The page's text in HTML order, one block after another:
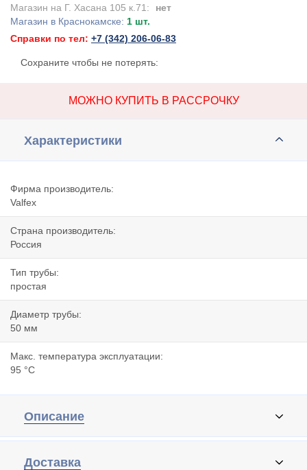
Магазин на Г. Хасана 105 к.71:
нет
Магазин в Краснокамске: 1 шт.
Справки по тел: +7 (342) 206-06-83
Сохраните чтобы не потерять:
МОЖНО КУПИТЬ В РАССРОЧКУ
Характеристики
Фирма производитель:
Valfex
Страна производитель:
Россия
Тип трубы:
простая
Диаметр трубы:
50 мм
Макс. температура эксплуатации:
95 °C
Описание
Доставка